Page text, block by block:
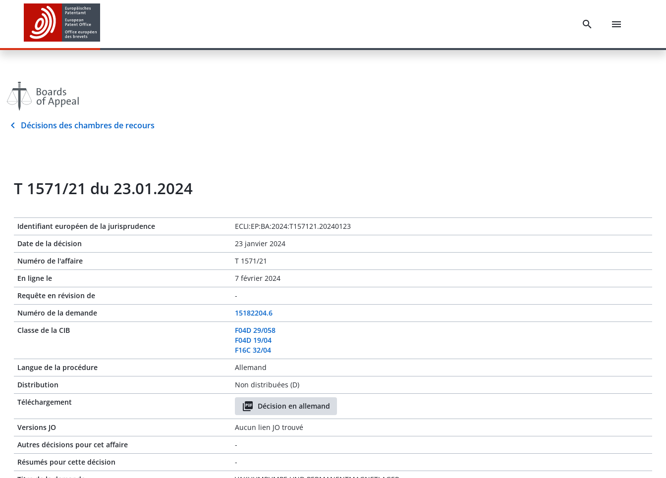
Décisions des chambres de recours
T 1571/21 du 23.01.2024
Identifiant européen de la jurisprudence
ECLI:EP:BA:2024:T157121.20240123
Date de la décision
23 janvier 2024
Numéro de l'affaire
T 1571/21
En ligne le
7 février 2024
Requête en révision de
-
Numéro de la demande
15182204.6
Classe de la CIB
F04D 29/058
F04D 19/04
F16C 32/04
Langue de la procédure
Allemand
Distribution
Non distribuées (D)
Téléchargement
Décision en allemand
Versions JO
Aucun lien JO trouvé
Autres décisions pour cet affaire
-
Résumés pour cette décision
-